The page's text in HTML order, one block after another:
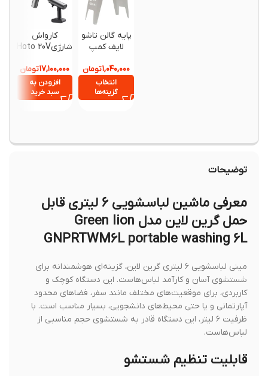
پایه گالن تاشو
لایف کمپ
۱,۰۴۰,۰۰۰تومان
انتخاب
گزینه‌ها
کارواش
شارژیHoto 20V
Washer pro
۱۷,۱۰۰,۰۰۰تومان
افزودن به
سبد خرید
کاغذی
۱۹۰,۰۰۰
توضیحات
معرفی ماشین لباسشویی 6 لیتری قابل
حمل گرین لاین مدل Green lion
GNPRTWM6L portable washing 6L
مینی لباسشویی ۶ لیتری گرین لاین، گزینه‌ای هوشمندانه برای
شستشوی آسان و کارآمد لباس‌هاست. این دستگاه کوچک و
کاربردی، برای موقعیت‌های مختلف مانند سفر، فضاهای محدود
آپارتمانی و یا حتی محیط‌های دانشجویی، بسیار مناسب است. با
ظرفیت ۶ لیتر، این دستگاه قادر به شستشوی حجم مناسبی از
لباس‌هاست.
قابلیت تنظیم شستشو